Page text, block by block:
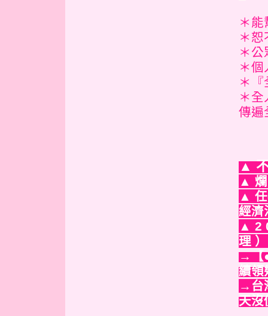
＊
＊
＊
＊
＊
＊
傳遍
▲
▲
▲ 任
經
▲ 2
理
→【
續領
→台
天